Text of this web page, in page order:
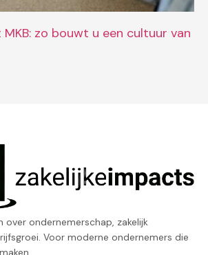
zo bouwt u een cultuur van
over ondernemerschap, zakelijk
Voor moderne ondernemers die